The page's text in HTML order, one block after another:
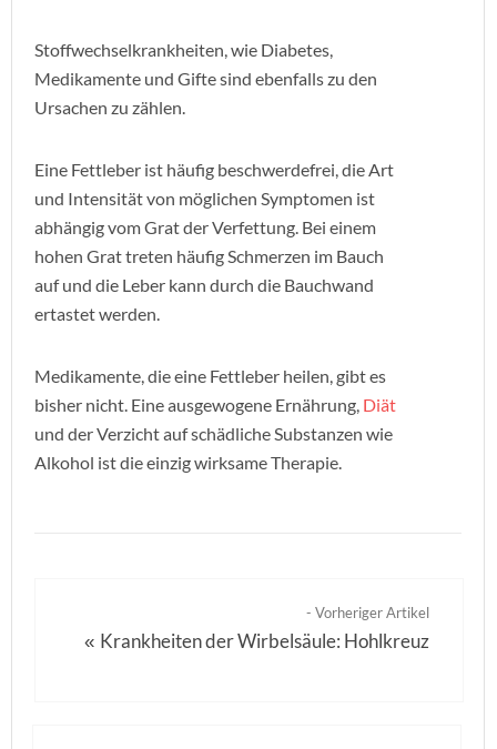
Stoffwechselkrankheiten, wie Diabetes,
Medikamente und Gifte sind ebenfalls zu den
Ursachen zu zählen.
Eine Fettleber ist häufig beschwerdefrei, die Art
und Intensität von möglichen Symptomen ist
abhängig vom Grat der Verfettung. Bei einem
hohen Grat treten häufig Schmerzen im Bauch
auf und die Leber kann durch die Bauchwand
ertastet werden.
Medikamente, die eine Fettleber heilen, gibt es
bisher nicht. Eine ausgewogene Ernährung, Diät
und der Verzicht auf schädliche Substanzen wie
Alkohol ist die einzig wirksame Therapie.
- Vorheriger Artikel
« Krankheiten der Wirbelsäule: Hohlkreuz